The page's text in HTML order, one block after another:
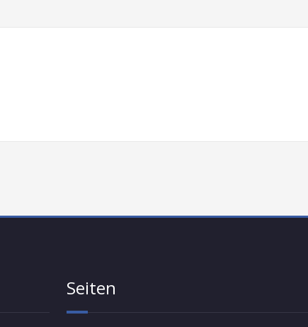
Seiten